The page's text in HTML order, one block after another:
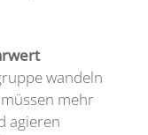
wandeln
mehr
agieren